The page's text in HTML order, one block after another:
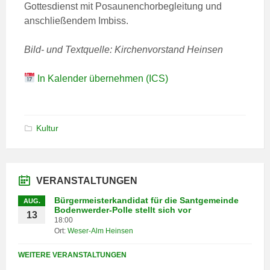
Gottesdienst mit Posaunenchorbegleitung und
anschließendem Imbiss.
Bild- und Textquelle: Kirchenvorstand Heinsen
In Kalender übernehmen (ICS)
Kultur
VERANSTALTUNGEN
AUG.
13
Bürgermeisterkandidat für die Santgemeinde
Bodenwerder-Polle stellt sich vor
18:00
Ort: Weser-Alm Heinsen
WEITERE VERANSTALTUNGEN